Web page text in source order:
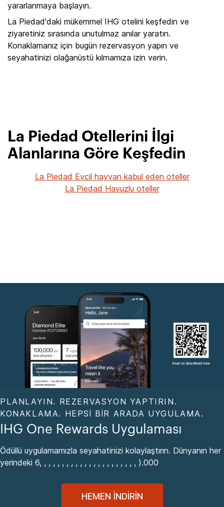
yararlanmaya başlayın.
La Piedad'daki mükemmel IHG otelini keşfedin ve
ziyaretiniz sırasında unutulmaz anılar yaratın.
Konaklamanız için bugün rezervasyon yapın ve
seyahatinizi olağanüstü kılmamıza izin verin.
La Piedad Otellerini İlgi
Alanlarına Göre Keşfedin
La Piedad Evcil hayvan kabul eden oteller
La Piedad Havuzlu oteller
PLANLAYIN. REZERVASYON YAPTIRIN.
KONAKLAMA. HEPSI BIR ARADA UYGULAMA.
IHG One Rewards Uygulaması
Ödüllü uygulamamızla seyahatinizi kolaylaştırın. Dünyanın her
yerindeki 6, , , , , , , , , , , , , , , , , , , , , , ).000
HEMEN İNDIRIN